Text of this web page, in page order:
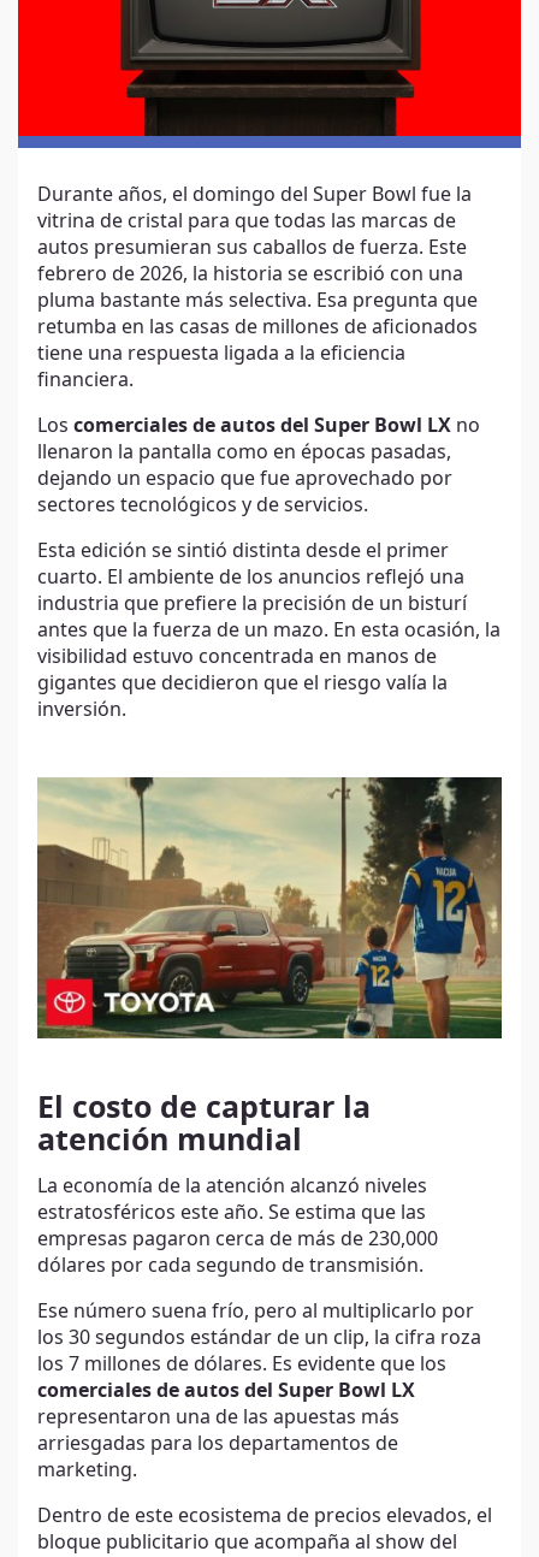
Durante años, el domingo del Super Bowl fue la
vitrina de cristal para que todas las marcas de
autos presumieran sus caballos de fuerza. Este
febrero de 2026, la historia se escribió con una
pluma bastante más selectiva. Esa pregunta que
retumba en las casas de millones de aficionados
tiene una respuesta ligada a la eficiencia
financiera.
Los comerciales de autos del Super Bowl LX no
llenaron la pantalla como en épocas pasadas,
dejando un espacio que fue aprovechado por
sectores tecnológicos y de servicios.
Esta edición se sintió distinta desde el primer
cuarto. El ambiente de los anuncios reflejó una
industria que prefiere la precisión de un bisturí
antes que la fuerza de un mazo. En esta ocasión, la
visibilidad estuvo concentrada en manos de
gigantes que decidieron que el riesgo valía la
inversión.
El costo de capturar la
atención mundial
La economía de la atención alcanzó niveles
estratosféricos este año. Se estima que las
empresas pagaron cerca de más de 230,000
dólares por cada segundo de transmisión.
Ese número suena frío, pero al multiplicarlo por
los 30 segundos estándar de un clip, la cifra roza
los 7 millones de dólares. Es evidente que los
comerciales de autos del Super Bowl LX
representaron una de las apuestas más
arriesgadas para los departamentos de
marketing.
Dentro de este ecosistema de precios elevados, el
bloque publicitario que acompaña al show del